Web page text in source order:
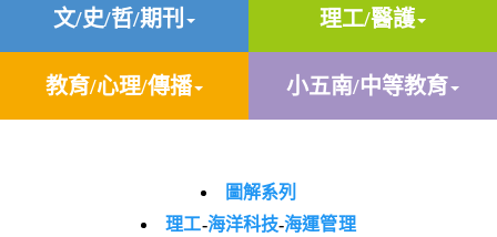
文/史/哲/期刊 理工/醫護
教育/心理/傳播 小五南/中等教育
圖解系列
理工-海洋科技-海運管理